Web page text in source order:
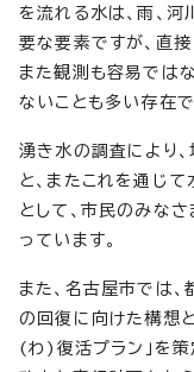
を流れる水は、雨、
要な要素ですが、直
また観測も容易では
ないことも多い存在で
湧き水の調査により
と、またこれを通じ
として、市民のみな
っています。
また、名古屋市では
の回復に向けた構想
(わ)復活プラン」を